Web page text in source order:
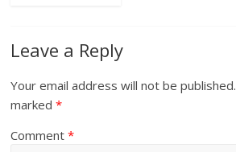
Leave a Reply
Your email address will not be published.
marked*
Comment*